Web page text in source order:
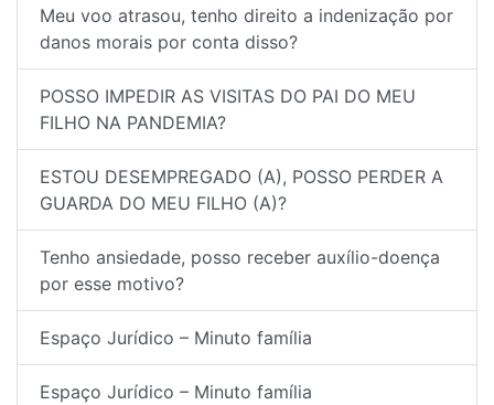
Meu voo atrasou, tenho direito a indenização por
danos morais por conta disso?
POSSO IMPEDIR AS VISITAS DO PAI DO MEU
FILHO NA PANDEMIA?
ESTOU DESEMPREGADO (A), POSSO PERDER A
GUARDA DO MEU FILHO (A)?
Tenho ansiedade, posso receber auxílio-doença
por esse motivo?
Espaço Jurídico – Minuto família
Espaço Jurídico – Minuto família